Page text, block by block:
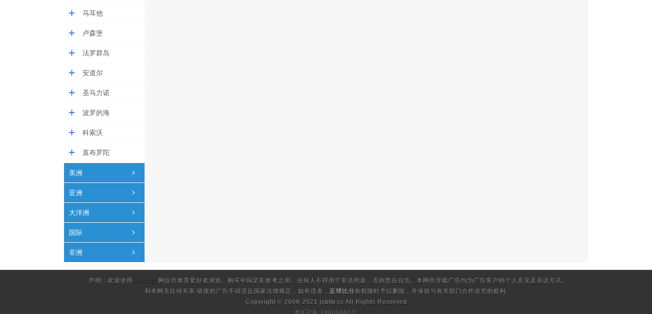
马耳他
卢森堡
法罗群岛
安道尔
圣马力诺
波罗的海
科索沃
直布罗陀
美洲
亚洲
大洋洲
国际
非洲
声明：欢迎使用 足球比分 网仅供体育爱好者浏览、购买中国足彩参考之用。任何人不得用于非法用途，否则责任自负。本网所登载广告均为广告客户的个人意见及表达方式,
和本网无任何关系.链接的广告不得违反国家法律规定，如有违者， 足球比分有权随时予以删除，并保留与有关部门合作追究的权利.
Copyright © 2008-2021 jsbfw.cc All Rights Reserved
粤ICP备:19066666号